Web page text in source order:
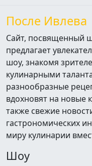
После Ивлева
Сайт, посвященный
предлагает
шоу, знакомя
кулинарными
разнообразные
вдохновят на новые
также свежие
гастрономических
миру кулинарии
Шоу